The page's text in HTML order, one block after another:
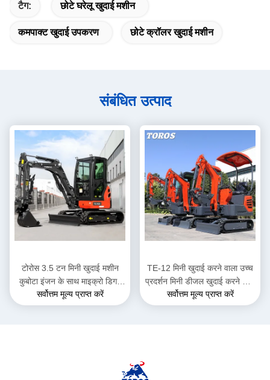
टैग: छोटे घरेलू खुदाई मशीन
कमपाक्ट खुदाई उपकरण छोटे क्रॉलर खुदाई मशीन
संबंधित उत्पाद
टोरोस 3.5 टन मिनी खुदाई मशीन
कुबोटा इंजन के साथ माइक्रो डिगर
मल्टी फंक्शन बैगर
सर्वोत्तम मूल्य प्राप्त करें
TE-12 मिनी खुदाई करने वाला उच्च
प्रदर्शन मिनी डीजल खुदाई करने वाला
ऊंचाई 2285mm नगर पालिका कार्यों
के लिए
सर्वोत्तम मूल्य प्राप्त करें